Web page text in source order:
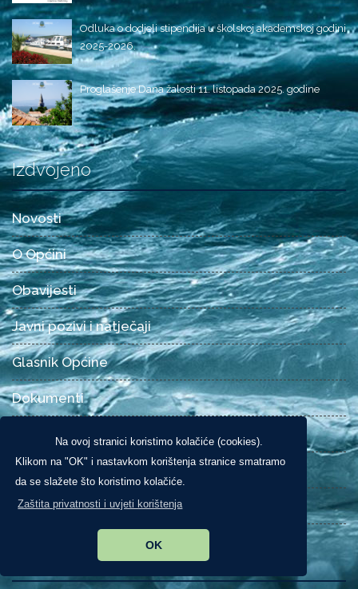
Na ovoj stranici koristimo kolačiće (cookies).
Klikom na "OK" i nastavkom korištenja stranice smatramo
da se slažete što koristimo kolačiće.
Zaštita privatnosti i uvjeti korištenja
OK
Odluka o dodjeli stipendija u školskoj akademskoj godini
2025-2026.
Proglašenje Dana žalosti 11. listopada 2025. godine
Izdvojeno
Novosti
O Općini
Obavijesti
Javni pozivi i natječaji
Glasnik Općine
Dokumenti
Pravo na pristup informacijama
Fanot - list općine Dobrinj
Kontakt
Iz fotogalerije